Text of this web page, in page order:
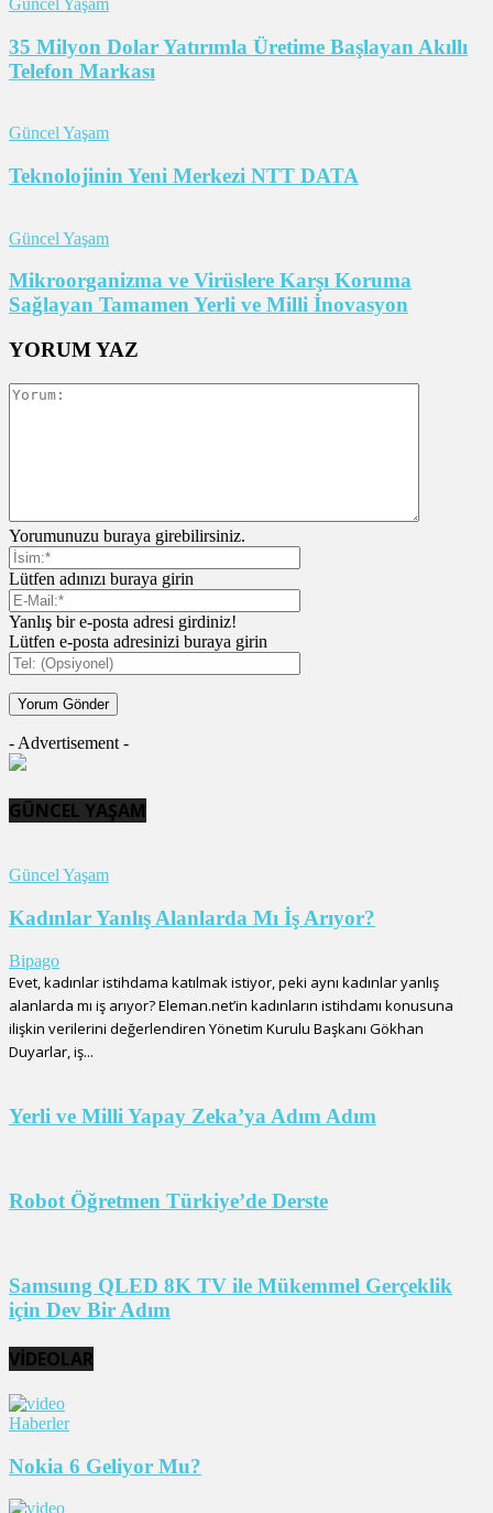
35 Milyon Dolar Yatırımla Üretime Başlayan Akıllı
Telefon Markası
Güncel Yaşam
Teknolojinin Yeni Merkezi NTT DATA
Güncel Yaşam
Mikroorganizma ve Virüslere Karşı Koruma
Sağlayan Tamamen Yerli ve Milli İnovasyon
YORUM YAZ
Yorumunuzu buraya girebilirsiniz.
Lütfen adınızı buraya girin
Yanlış bir e-posta adresi girdiniz!
Lütfen e-posta adresinizi buraya girin
- Advertisement -
GÜNCEL YAŞAM
Güncel Yaşam
Kadınlar Yanlış Alanlarda Mı İş Arıyor?
Bipago
Evet, kadınlar istihdama katılmak istiyor, peki aynı kadınlar yanlış
alanlarda mı iş arıyor? Eleman.net’in kadınların istihdamı konusuna
ilişkin verilerini değerlendiren Yönetim Kurulu Başkanı Gökhan
Duyarlar, iş...
Yerli ve Milli Yapay Zeka’ya Adım Adım
Robot Öğretmen Türkiye’de Derste
Samsung QLED 8K TV ile Mükemmel Gerçeklik
için Dev Bir Adım
VİDEOLAR
Haberler
Nokia 6 Geliyor Mu?